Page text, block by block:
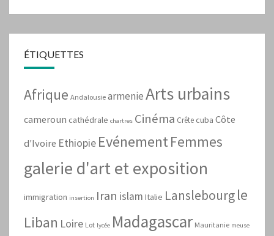
ÉTIQUETTES
Afrique Andalousie armenieArts urbains
cameroun cathédrale chartres Cinéma Crêtecuba Côte
d'Ivoire Ethiopie EvénementFemmes
galerie d'art et exposition
immigration insertion Iran islam Italie Lanslebourgle
Liban Loire Lot lycée Madagascar Mauritanie meuse